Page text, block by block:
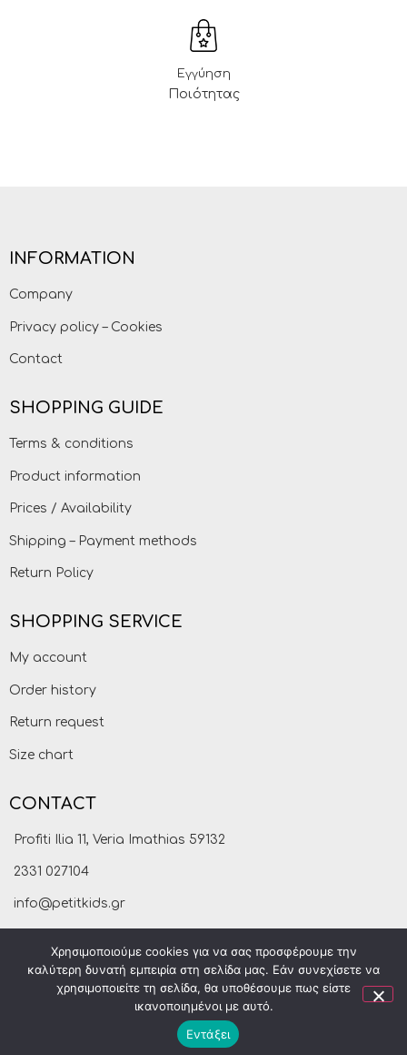
Εγγύηση
Ποιότητας
INFORMATION
Company
Privacy policy – Cookies
Contact
SHOPPING GUIDE
Terms & conditions
Product information
Prices / Availability
Shipping – Payment methods
Return Policy
SHOPPING SERVICE
My account
Order history
Return request
Size chart
CONTACT
Profiti Ilia 11, Veria Imathias 59132
2331 027104
info@petitkids.gr
Χρησιμοποιούμε cookies για να σας προσφέρουμε την
καλύτερη δυνατή εμπειρία στη σελίδα μας. Εάν συνεχίσετε να
χρησιμοποιείτε τη σελίδα, θα υποθέσουμε πως είστε
ικανοποιημένοι με αυτό.
Εντάξει